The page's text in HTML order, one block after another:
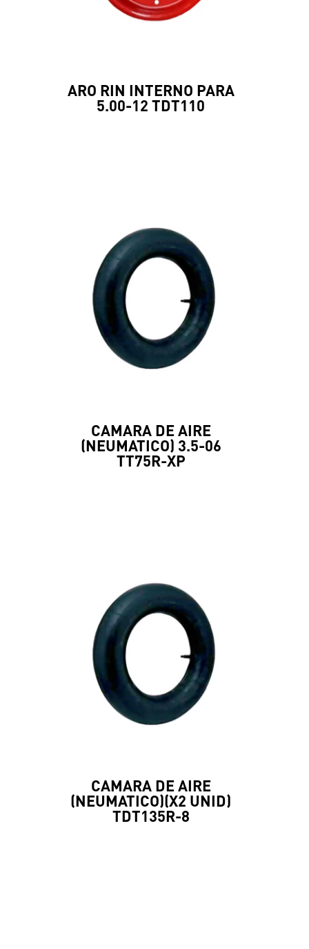
ARO RIN INTERNO PARA
5.00-12 TDT110
CAMARA DE AIRE
(NEUMATICO) 3.5-06
TT75R-XP
CAMARA DE AIRE
(NEUMATICO)(X2 UNID)
TDT135R-8